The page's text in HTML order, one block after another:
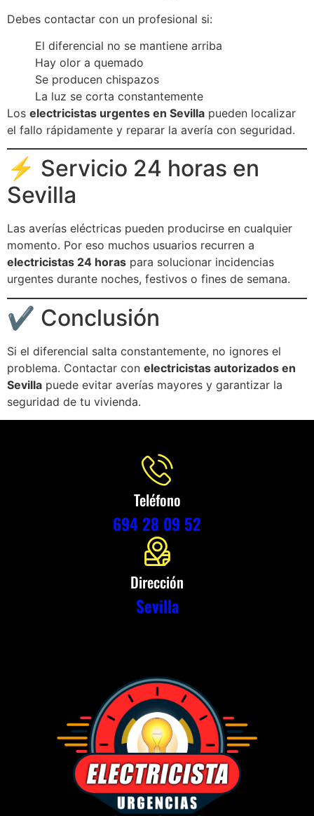
Debes contactar con un profesional si:
El diferencial no se mantiene arriba
Hay olor a quemado
Se producen chispazos
La luz se corta constantemente
Los electricistas urgentes en Sevilla pueden localizar
el fallo rápidamente y reparar la avería con seguridad.
⚡ Servicio 24 horas en
Sevilla
Las averías eléctricas pueden producirse en cualquier
momento. Por eso muchos usuarios recurren a
electricistas 24 horas para solucionar incidencias
urgentes durante noches, festivos o fines de semana.
✔️ Conclusión
Si el diferencial salta constantemente, no ignores el
problema. Contactar con electricistas autorizados en
Sevilla puede evitar averías mayores y garantizar la
seguridad de tu vivienda.
Teléfono
694 28 09 52
Dirección
Sevilla